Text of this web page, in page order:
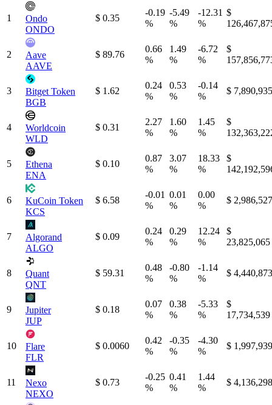
1
Ondo
ONDO
$ 0.35
-0.19
%
-5.49
%
-12.31
%
$
2
Aave
AAVE
$ 89.76
0.66
%
1.49
%
-6.72
%
$
3
Bitget Token
BGB
$ 1.62
0.24
%
0.53
%
-0.14
%
$ 7,890,935
4
Worldcoin
WLD
$ 0.31
2.27
%
1.60
%
1.45
%
$
5
Ethena
ENA
$ 0.10
0.87
%
3.07
%
18.33
%
$
6
KuCoin Token
KCS
$ 6.58
-0.01
%
0.01
%
0.00
%
$ 2,986,527
7
Algorand
ALGO
$ 0.09
0.24
%
0.29
%
12.24
%
$
23,825,065
8
Quant
QNT
$ 59.31
0.48
%
-0.80
%
-1.14
%
$ 4,440,873
9
Jupiter
JUP
$ 0.18
0.07
%
0.38
%
-5.33
%
$
17,734,539
10
Flare
FLR
$ 0.0060
0.42
%
-0.35
%
-4.30
%
$ 1,997,939
11
Nexo
NEXO
$ 0.73
-0.25
%
0.41
%
1.44
%
$ 4,136,298